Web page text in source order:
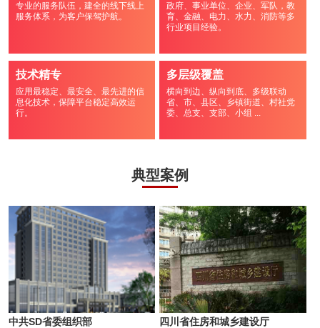
专业的服务队伍，建全的线下线上
服务体系，为客户保驾护航。
政府、事业单位、企业、军队，教
育、金融、电力、水力、消防等多
行业项目经验。
技术精专
应用最稳定、最安全、最先进的信
息化技术，保障平台稳定高效运
行。
多层级覆盖
横向到边、纵向到底、多级联动
省、市、县区、乡镇街道、村社党
委、总支、支部、小组 ...
典型案例
中共SD省委组织部 四川省住房和城乡建设厅